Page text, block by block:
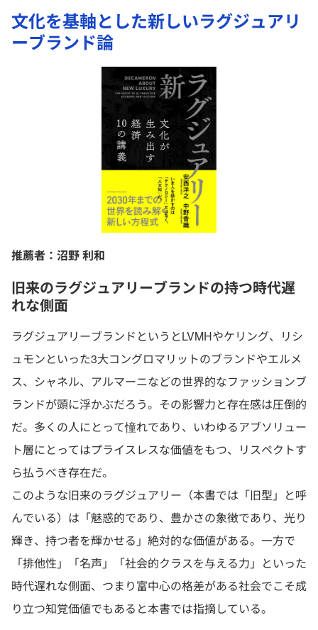
文化を基軸とした新しいラグジュアリ
ーブランド論
推薦者：沼野 利和
旧来のラグジュアリーブランドの持つ時代遅
れな側面
ラグジュアリーブランドというとLVMHやケリング、リシ
ュモンといった3大コングロマリットのブランドやエルメ
ス、シャネル、アルマーニなどの世界的なファッションブ
ランドが頭に浮かぶだろう。その影響力と存在感は圧倒的
だ。多くの人にとって憧れであり、いわゆるアブソリュー
ト層にとってはプライスレスな価値をもつ、リスペクトす
ら払うべき存在だ。
このような旧来のラグジュアリー（本書では「旧型」と呼
んでいる）は「魅惑的であり、豊かさの象徴であり、光り
輝き、持つ者を輝かせる」絶対的な価値がある。一方で
「排他性」「名声」「社会的クラスを与える力」といった
時代遅れな側面、つまり富中心の格差がある社会でこそ成
り立つ知覚価値でもあると本書では指摘している。